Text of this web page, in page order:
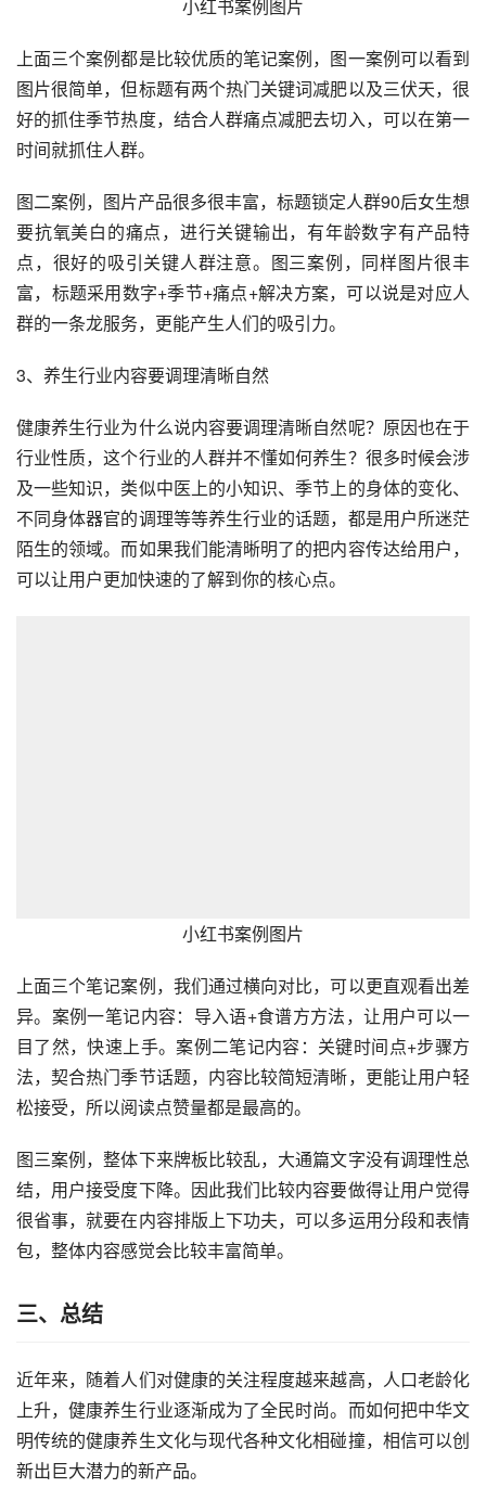
小红书案例图片
上面三个案例都是比较优质的笔记案例，图一案例可以看到
图片很简单，但标题有两个热门关键词减肥以及三伏天，很
好的抓住季节热度，结合人群痛点减肥去切入，可以在第一
时间就抓住人群。
图二案例，图片产品很多很丰富，标题锁定人群90后女生想
要抗氧美白的痛点，进行关键输出，有年龄数字有产品特
点，很好的吸引关键人群注意。图三案例，同样图片很丰
富，标题采用数字+季节+痛点+解决方案，可以说是对应人
群的一条龙服务，更能产生人们的吸引力。
3、养生行业内容要调理清晰自然
健康养生行业为什么说内容要调理清晰自然呢？原因也在于
行业性质，这个行业的人群并不懂如何养生？很多时候会涉
及一些知识，类似中医上的小知识、季节上的身体的变化、
不同身体器官的调理等等养生行业的话题，都是用户所迷茫
陌生的领域。而如果我们能清晰明了的把内容传达给用户，
可以让用户更加快速的了解到你的核心点。
小红书案例图片
上面三个笔记案例，我们通过横向对比，可以更直观看出差
异。案例一笔记内容：导入语+食谱方方法，让用户可以一
目了然，快速上手。案例二笔记内容：关键时间点+步骤方
法，契合热门季节话题，内容比较简短清晰，更能让用户轻
松接受，所以阅读点赞量都是最高的。
图三案例，整体下来牌板比较乱，大通篇文字没有调理性总
结，用户接受度下降。因此我们比较内容要做得让用户觉得
很省事，就要在内容排版上下功夫，可以多运用分段和表情
包，整体内容感觉会比较丰富简单。
三、总结
近年来，随着人们对健康的关注程度越来越高，人口老龄化
上升，健康养生行业逐渐成为了全民时尚。而如何把中华文
明传统的健康养生文化与现代各种文化相碰撞，相信可以创
新出巨大潜力的新产品。